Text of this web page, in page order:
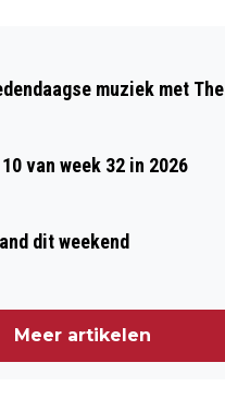
RENKUM,
muziek met
van week 32 in 2026
dit weekend
Meer artikelen